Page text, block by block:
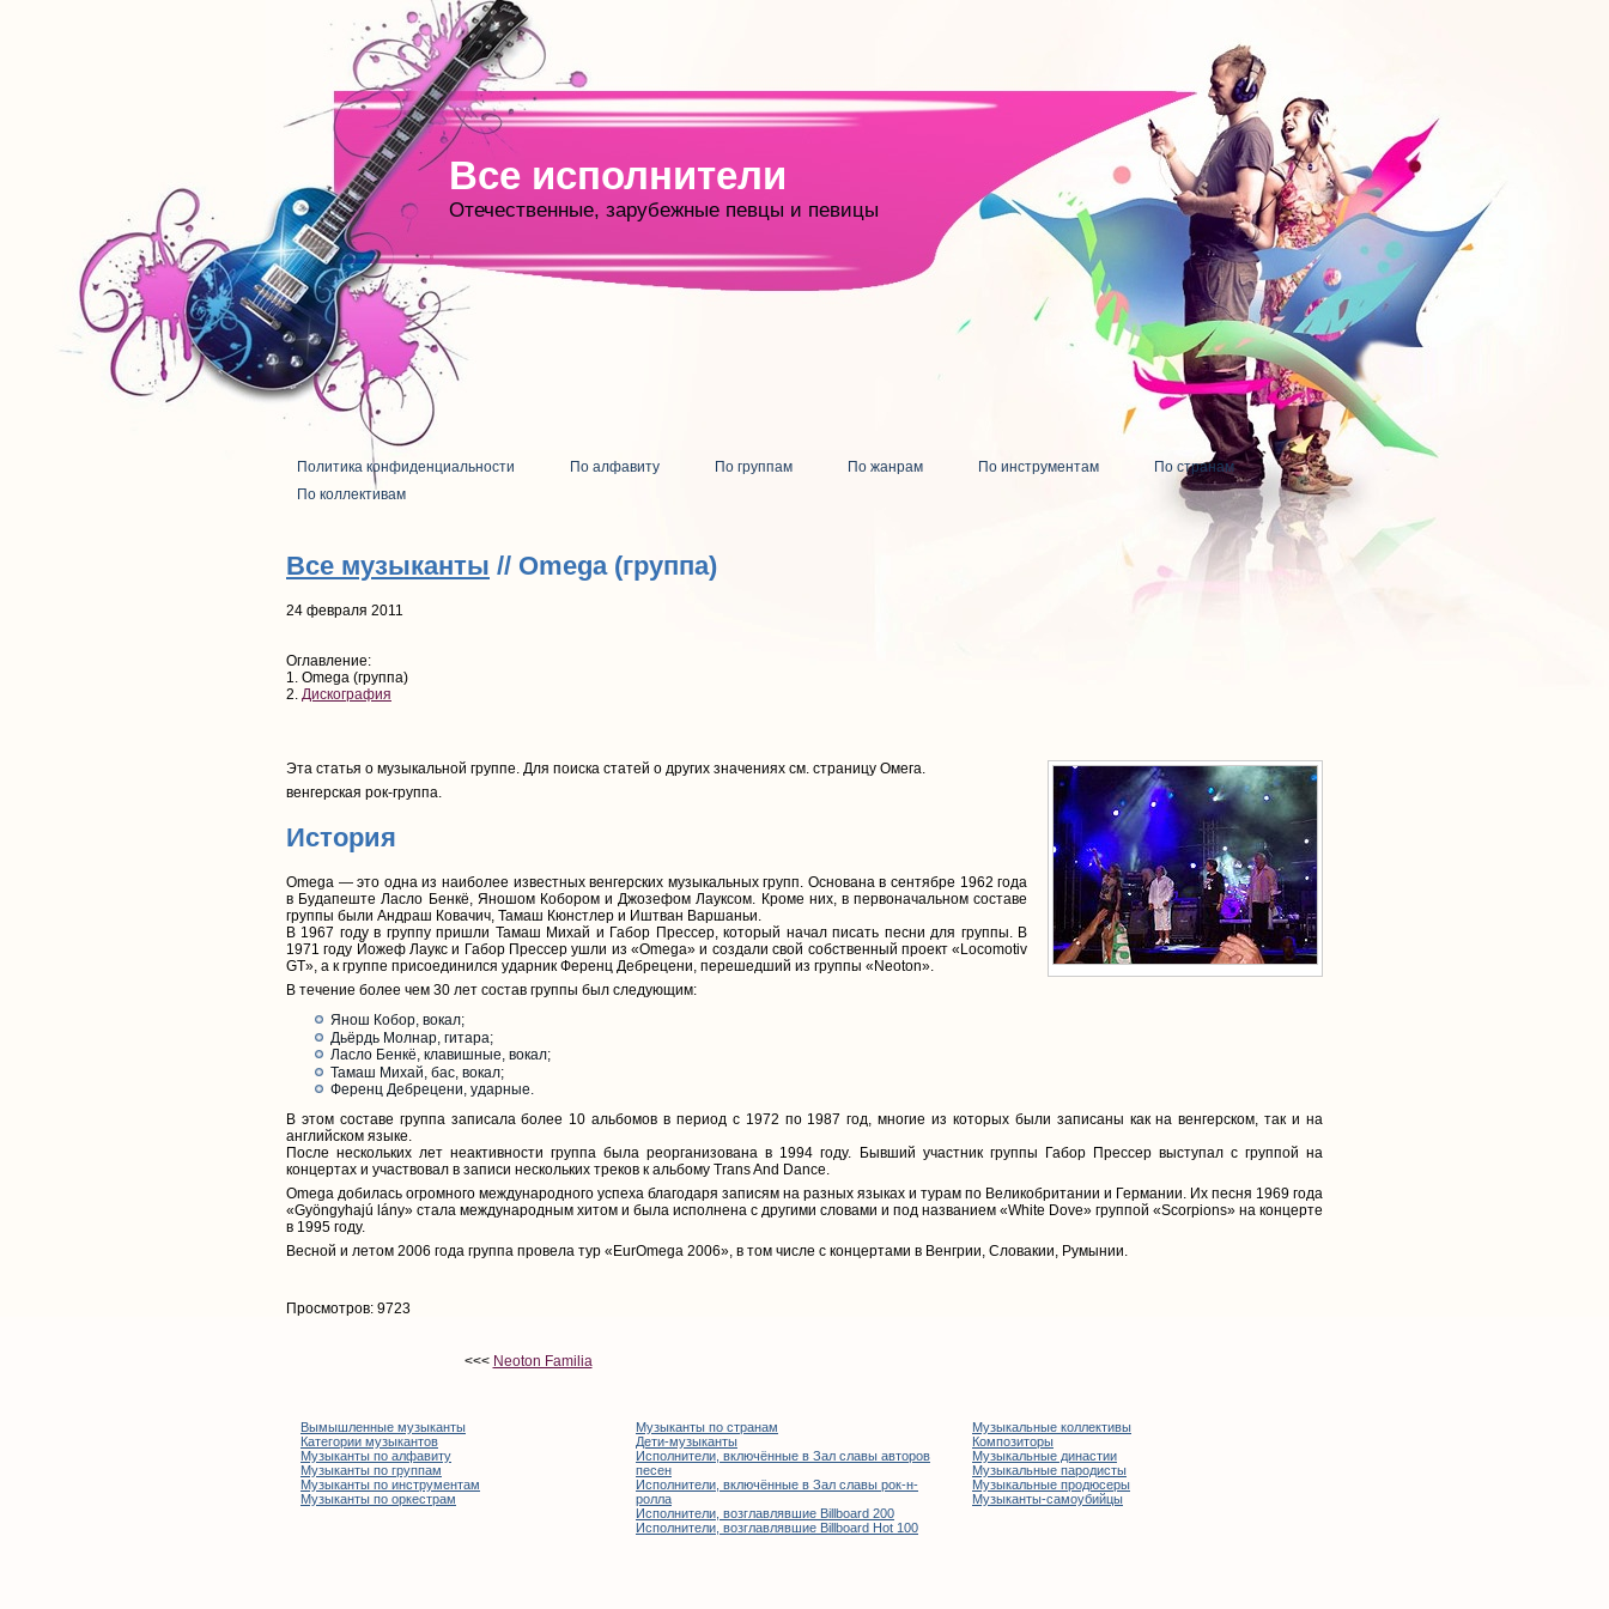
Все исполнители
Отечественные, зарубежные певцы и певицы
Политика конфиденциальности По алфавиту По группам По жанрам По инструментам
По странам
По коллективам
Все музыканты // Omega (группа)
24 февраля 2011
Оглавление:
1. Omega (группа)
2. Дискография
Эта статья о музыкальной группе. Для поиска статей о других значениях см. страницу Омега.
венгерская рок-группа.
История
Omega — это одна из наиболее известных венгерских музыкальных групп. Основана в сентябре 1962 года
в Будапеште Ласло Бенкё, Яношом Кобором и Джозефом Лауксом. Кроме них, в первоначальном составе
группы были Андраш Ковачич, Тамаш Кюнстлер и Иштван Варшаньи.
В 1967 году в группу пришли Тамаш Михай и Габор Прессер, который начал писать песни для группы. В
1971 году Йожеф Лаукс и Габор Прессер ушли из «Omega» и создали свой собственный проект «Locomotiv
GT», а к группе присоединился ударник Ференц Дебрецени, перешедший из группы «Neoton».
В течение более чем 30 лет состав группы был следующим:
Янош Кобор, вокал;
Дьёрдь Молнар, гитара;
Ласло Бенкё, клавишные, вокал;
Тамаш Михай, бас, вокал;
Ференц Дебрецени, ударные.
В этом составе группа записала более 10 альбомов в период с 1972 по 1987 год, многие из которых были записаны как на венгерском, так и на
английском языке.
После нескольких лет неактивности группа была реорганизована в 1994 году. Бывший участник группы Габор Прессер выступал с группой на
концертах и участвовал в записи нескольких треков к альбому Trans And Dance.
Omega добилась огромного международного успеха благодаря записям на разных языках и турам по Великобритании и Германии. Их песня 1969 года
«Gyöngyhajú lány» стала международным хитом и была исполнена с другими словами и под названием «White Dove» группой «Scorpions» на концерте
в 1995 году.
Весной и летом 2006 года группа провела тур «EurOmega 2006», в том числе с концертами в Венгрии, Словакии, Румынии.
Просмотров: 9723
<<< Neoton Familia
Вымышленные музыканты
Категории музыкантов
Музыканты по алфавиту
Музыканты по группам
Музыканты по инструментам
Музыканты по оркестрам
Музыканты по странам
Дети-музыканты
Исполнители, включённые в Зал славы авторов
песен
Исполнители, включённые в Зал славы рок-н-
ролла
Исполнители, возглавлявшие Billboard 200
Исполнители, возглавлявшие Billboard Hot 100
Музыкальные коллективы
Композиторы
Музыкальные династии
Музыкальные пародисты
Музыкальные продюсеры
Музыканты-самоубийцы